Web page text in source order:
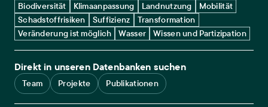
Biodiversität Klimaanpassung Landnutzung
Mobilität
Schadstoffrisiken
Suffizienz
Transformation
Veränderung ist möglich
Wasser Wissen und Partizipation
Direkt in unseren Datenbanken suchen
Team Projekte Publikationen